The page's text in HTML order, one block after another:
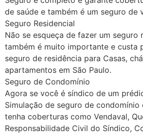
de saúde e também é um seguro de
Seguro Residencial
Não se esqueça de fazer um seguro
também é muito importante e custa
seguro de residência para Casas,
apartamentos em São Paulo.
Seguro de Condomínio
Agora se você é síndico de um
Simulação de seguro de condomínio
tenha coberturas como Vendaval,
Responsabilidade Civil do Síndico,